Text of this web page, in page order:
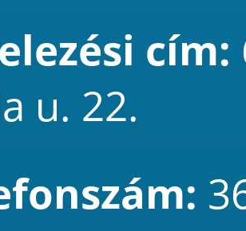
cím:
u. 22.